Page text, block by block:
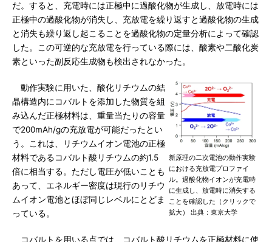
だ。すると、充電時には正極中に過酸化物が生成し、放電時には
正極中の過酸化物が消失し、充放電を繰り返すと過酸化物の生成
と消失も繰り返し起こることを過酸化物の定量分析によって確認
した。この可逆的な充放電を行っている際には、酸素や二酸化炭
素といった副反応生成物も検出されなかった。
新原理の二次電池の動作実験
における充放電プロファイ
ル。過酸化物イオンが充電時
に生成し、放電時に消失する
ことを確認した（クリックで
拡大） 出典：東京大学
動作実験に用いた、酸化リチウムの結
晶構造内にコバルトを添加した物質を組
み込んだ正極材料は、重量当たりの容量
で200mAh/gの充放電が可能だったとい
う。これは、リチウムイオン電池の正極
材料であるコバルト酸リチウムの約1.5
倍に相当する。ただし電圧が低いことも
あって、エネルギー密度は現行のリチウ
ムイオン電池とほぼ同じレベルにとどま
っている。
コバルトを用いる点では、コバルト酸リチウムを正極材料に使